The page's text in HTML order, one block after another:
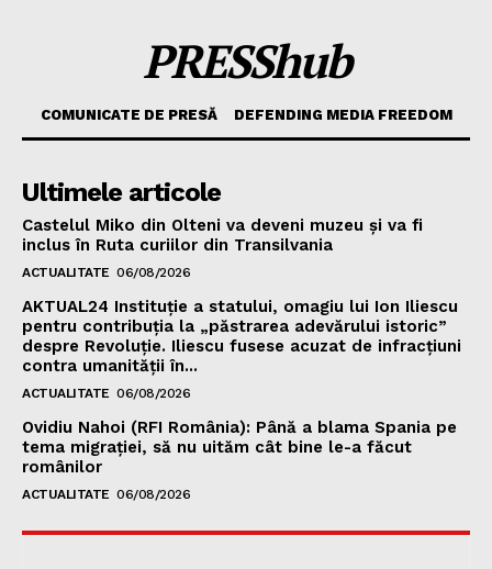
PRESShub
COMUNICATE DE PRESĂ DEFENDING MEDIA FREEDOM
Ultimele articole
Castelul Miko din Olteni va deveni muzeu şi va fi
inclus în Ruta curiilor din Transilvania
ACTUALITATE 06/08/2026
AKTUAL24 Instituție a statului, omagiu lui Ion Iliescu
pentru contribuția la „păstrarea adevărului istoric”
despre Revoluție. Iliescu fusese acuzat de infracțiuni
contra umanității în...
ACTUALITATE 06/08/2026
Ovidiu Nahoi (RFI România): Până a blama Spania pe
tema migrației, să nu uităm cât bine le-a făcut
românilor
ACTUALITATE 06/08/2026